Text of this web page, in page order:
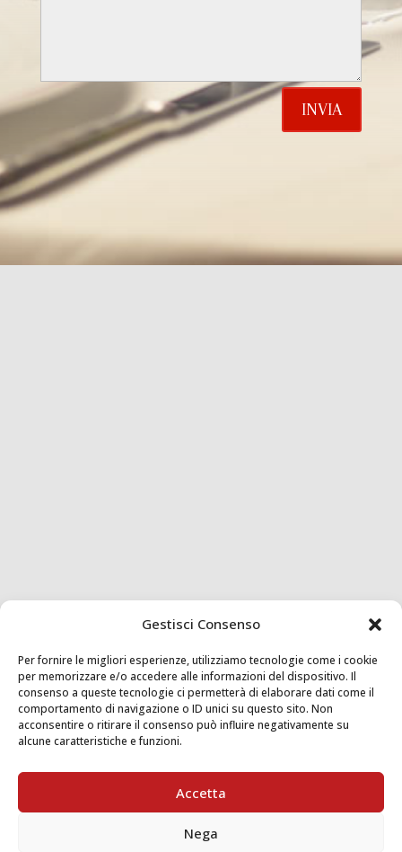
Gestisci Consenso
Per fornire le migliori esperienze, utilizziamo tecnologie come i cookie
per memorizzare e/o accedere alle informazioni del dispositivo. Il
consenso a queste tecnologie ci permetterà di elaborare dati come il
comportamento di navigazione o ID unici su questo sito. Non
acconsentire o ritirare il consenso può influire negativamente su
alcune caratteristiche e funzioni.
Accetta
Nega
INVIA